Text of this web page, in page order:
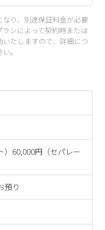
り、別途保証料金が必要
ンによって契約時または
たしますので、詳細につ
。
）60,000円（セパレー
預り